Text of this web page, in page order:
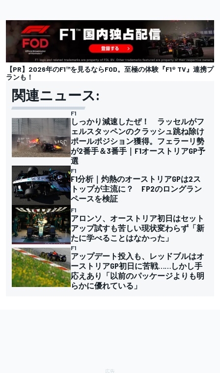
【PR】2026年のF1™︎を見るならFOD。至極の体験『F1® TV』連携プ
ランも！
関連ニュース:
F1
しっかり減速したぜ！ ラッセルがフ
ェルスタッペンのクラッシュ跳ね除け
ポールポジション獲得。フェラーリ勢
が2番手＆3番手｜F1オーストリアGP予
選
F1
F1分析｜灼熱のオーストリアGPは2ス
トップが主流に？ FP2のロングラン
ペースを検証
F1
アロンソ、オーストリア初日はセット
アップ試すも苦しい現状変わらず「新
たに学べることはなかった」
F1
アップデート投入も、レッドブルはオ
ーストリアGP初日に苦戦……しかし手
応えあり「以前のパッケージよりも明
らかに優れている」